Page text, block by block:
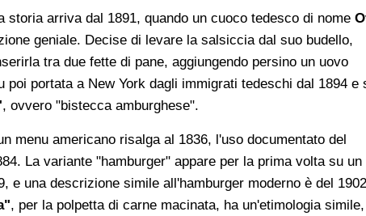
storia arriva dal 1891, quando un cuoco tedesco di nome
geniale. Decise di levare la salsiccia dal suo budello,
tra due fette di pane, aggiungendo persino un uovo
portata a New York dagli immigrati tedeschi dal 1894 e
, ovvero "bistecca amburghese".
menu americano risalga al 1836, l'uso documentato del
La variante "hamburger" appare per la prima volta su un
e una descrizione simile all'hamburger moderno è del
, per la polpetta di carne macinata, ha un'etimologia simile,